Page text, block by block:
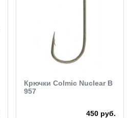
Крючки Colmic Nuclear B
957
450 руб.